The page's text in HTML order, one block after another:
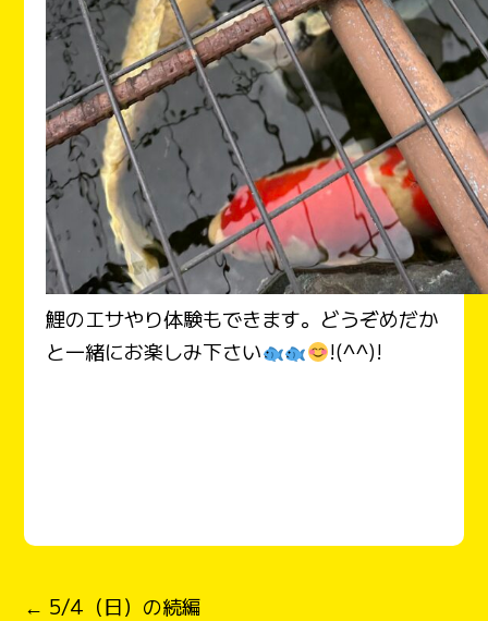
鯉のエサやり体験もできます。どうぞめだか
と一緒にお楽しみ下さい
!(^^)!
← 5/4（日）の続編